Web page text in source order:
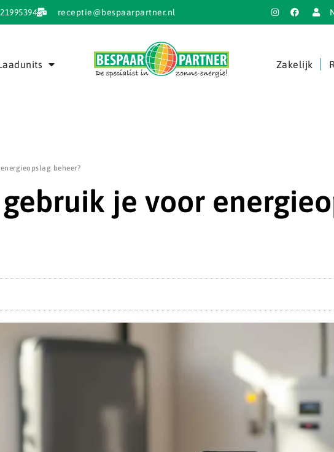
receptie@bespaarpartner.nl
Zakelijk
beheer?
je voor